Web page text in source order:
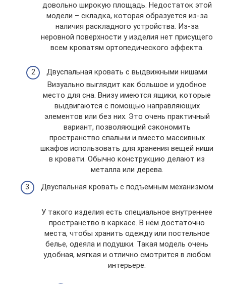
довольно широкую площадь. Недостаток этой
модели – складка, которая образуется из-за
наличия раскладного устройства. Из-за
неровной поверхности у изделия нет присущего
всем кроватям ортопедического эффекта.
Двуспальная кровать с выдвижными нишами
Визуально выглядит как большое и удобное
место для сна. Внизу имеются ящики, которые
выдвигаются с помощью направляющих
элементов или без них. Это очень практичный
вариант, позволяющий сэкономить
пространство спальни и вместо массивных
шкафов использовать для хранения вещей ниши
в кровати. Обычно конструкцию делают из
металла или дерева.
Двуспальная кровать с подъемным механизмом
У такого изделия есть специальное внутреннее
пространство в каркасе. В нём достаточно
места, чтобы хранить одежду или постельное
белье, одеяла и подушки. Такая модель очень
удобная, мягкая и отлично смотрится в любом
интерьере.